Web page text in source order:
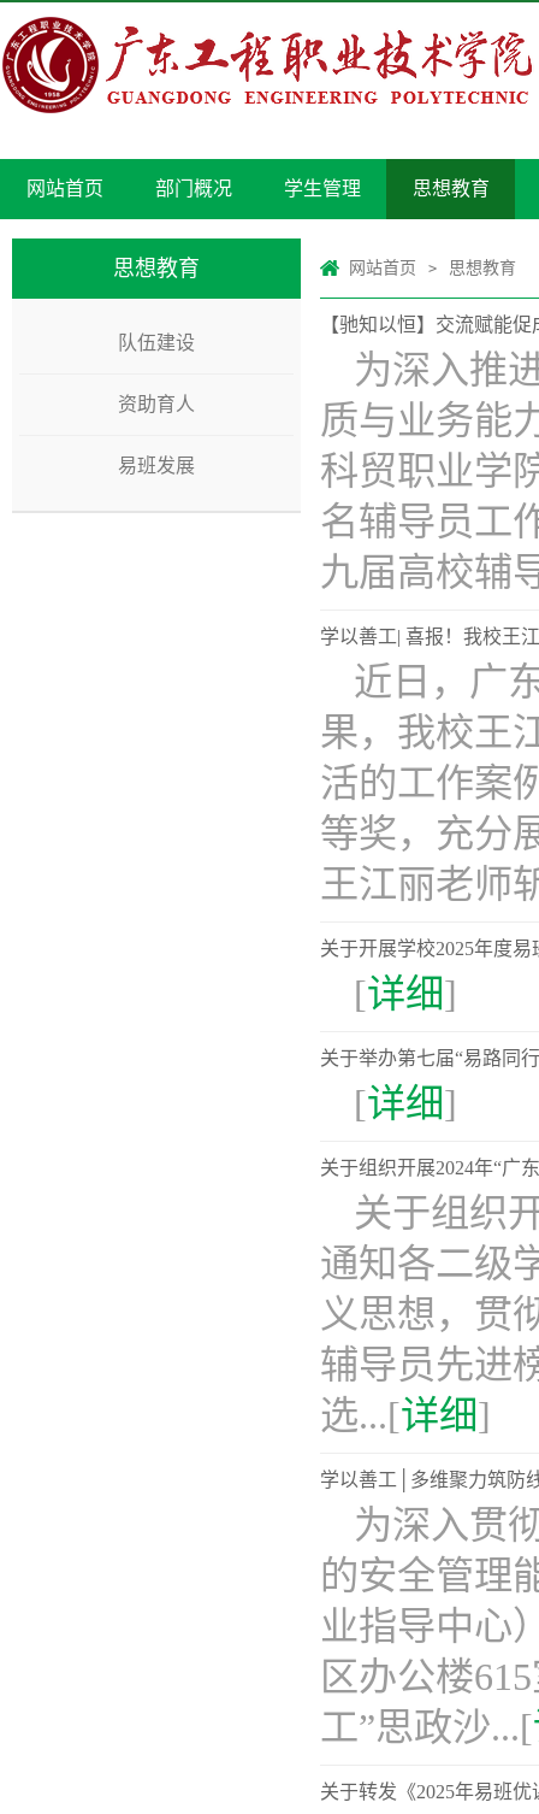
网站首页 部门概况 学生管理 思想教育
思想教育
队伍建设
资助育人
易班发展
网站首页 > 思想教育
【驰知以恒】交流赋能
为深入推
质与业务能
科贸职业学
名辅导员工
九届高校辅
学以善工| 喜报！我校王
近日，广
果，我校王
活的工作案
等奖，充分
王江丽老师
关于开展学校2025年度
[详细]
关于举办第七届“易路同
[详细]
关于组织开展2024年“广
关于组织
通知各二级
义思想，贯
辅导员先进
选...[详细]
学以善工│多维聚力筑防
为深入贯
的安全管理
业指导中心
区办公楼
工”思政沙...[
关于转发《2025年易班